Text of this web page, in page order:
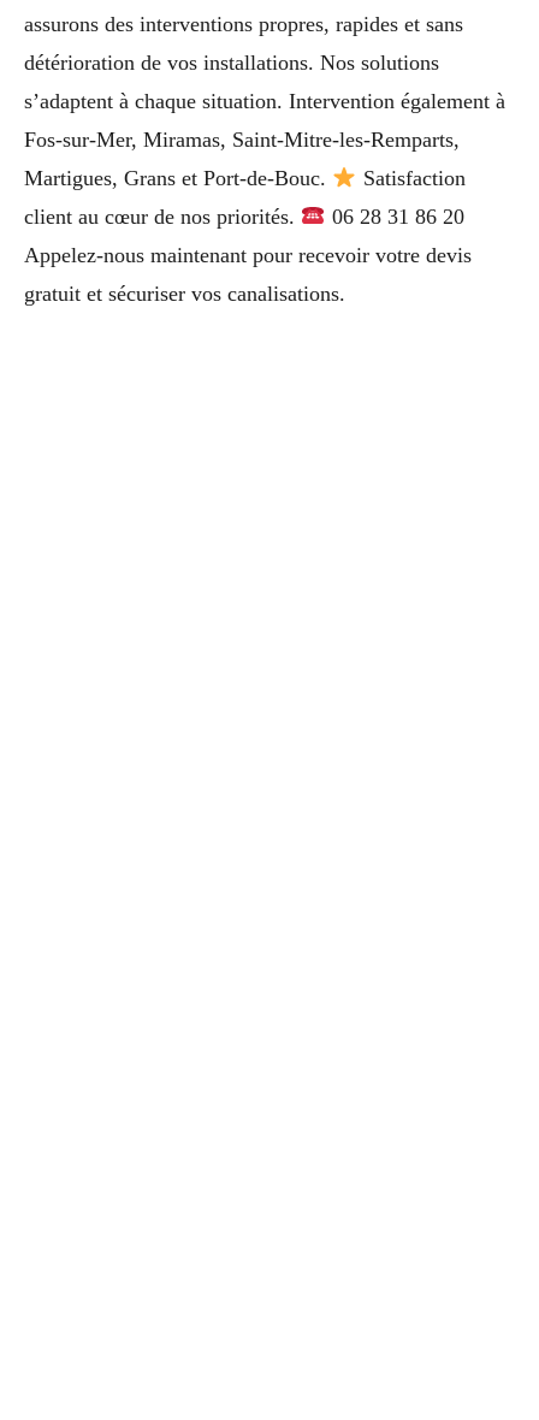
assurons des interventions propres, rapides et sans
détérioration de vos installations. Nos solutions
s’adaptent à chaque situation. Intervention également à
Fos-sur-Mer, Miramas, Saint-Mitre-les-Remparts,
Martigues, Grans et Port-de-Bouc.
Satisfaction
client au cœur de nos priorités.
06 28 31 86 20
Appelez-nous maintenant pour recevoir votre devis
gratuit et sécuriser vos canalisations.